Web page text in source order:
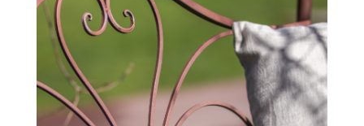
PLUS!
DEMANDEZ
VOS
COLLECTION